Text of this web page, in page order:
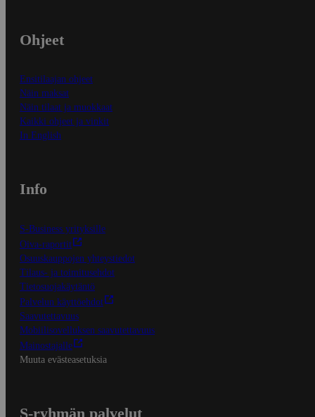
Ohjeet
Ensitilaajan ohjeet
Näin maksat
Näin tilaat ja muokkaat
Kaikki ohjeet ja vinkit
In English
Info
S-Business yrityksille
Oiva-raportit
Osuuskauppojen yhteystiedot
Tilaus- ja toimitusehdot
Tietosuojakäytäntö
Palvelun käyttöehdot
Saavutettavuus
Mobiilisovelluksen saavutettavuus
Mainostajalle
Muuta evästeasetuksia
S-ryhmän palvelut